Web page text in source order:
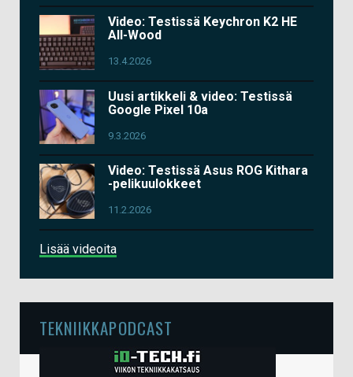
Video: Testissä Keychron K2 HE
All-Wood
13.4.2026
Uusi artikkeli & video: Testissä
Google Pixel 10a
9.3.2026
Video: Testissä Asus ROG Kithara
-pelikuulokkeet
11.2.2026
Lisää videoita
TEKNIIKKAPODCAST